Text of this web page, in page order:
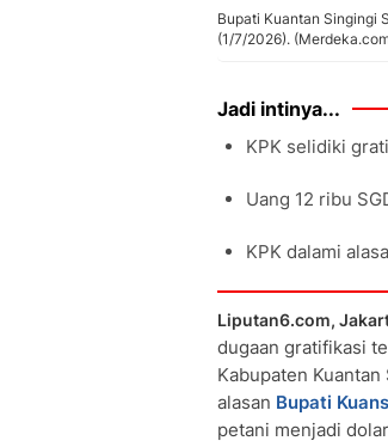
Bupati Kuantan Singingi
(1/7/2026).
Jadi intinya...
KPK selidiki
Uang 12 ribu
KPK dalami
Liputan6.com,
dugaan gratifikasi
Kabupaten
alasan Bupati
petani menjadi